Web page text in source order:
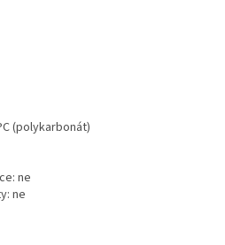
(polykarbonát)
ne
ne